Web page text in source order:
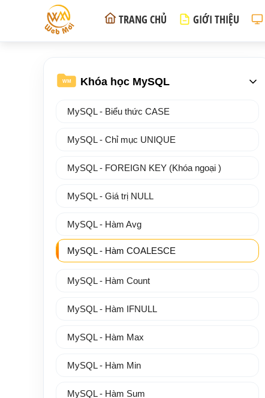
TRANG CHỦ GIỚI THIỆU
WM Khóa học MySQL
MySQL - Biểu thức CASE
MySQL - Chỉ mục UNIQUE
MySQL - FOREIGN KEY (Khóa ngoại )
MySQL - Giá trị NULL
MySQL - Hàm Avg
MySQL - Hàm COALESCE
MySQL - Hàm Count
MySQL - Hàm IFNULL
MySQL - Hàm Max
MySQL - Hàm Min
MySQL - Hàm Sum